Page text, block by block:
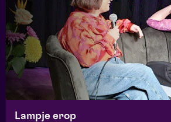
Lampje erop